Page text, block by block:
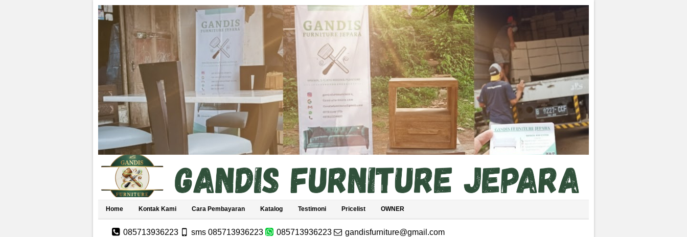
Home Kontak Kami Cara Pembayaran Katalog Testimoni Pricelist OWNER
085713936223 sms 085713936223 085713936223 gandisfurniture@gmail.com